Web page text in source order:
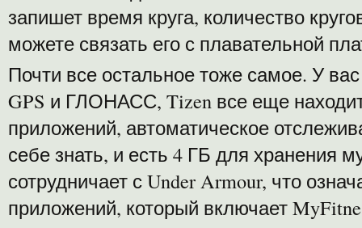
запишет время круга, количество
можете связать его с плавательной
Почти все остальное тоже самое. У
GPS и ГЛОНАСС, Tizen все еще
приложений, автоматическое
себе знать, и есть 4 ГБ для хранения
сотрудничает с Under Armour, что
приложений, который включает